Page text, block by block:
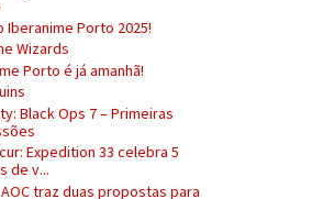
Iberanime Porto 2025!
Wizards
Porto é já amanhã!
Black Ops 7 – Primeiras
Expedition 33 celebra 5
de v...
AOC traz duas propostas para